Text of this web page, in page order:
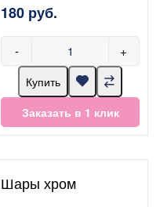
180 руб.
- +
Купить
Заказать в 1 клик
Шары хром